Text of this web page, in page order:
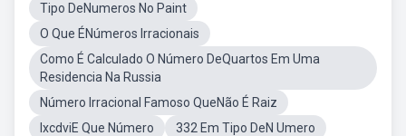
Tipo DeNumeros No Paint
O Que ÉNúmeros Irracionais
Como É Calculado O Número DeQuartos Em Uma
Residencia Na Russia
Número Irracional Famoso QueNão É Raiz
IxcdviE Que Número
332 Em Tipo DeN Umero